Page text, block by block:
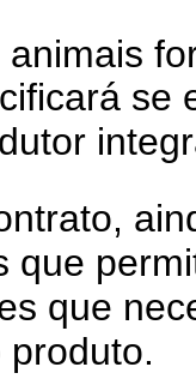
animais
se
que
que